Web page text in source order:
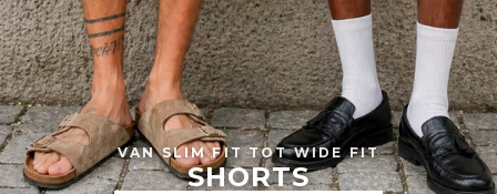
VAN SLIM FIT TOT WIDE FIT
SHORTS